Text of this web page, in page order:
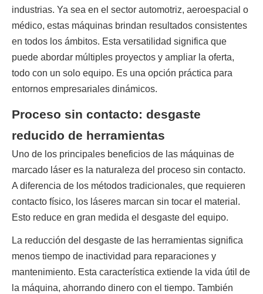
industrias. Ya sea en el sector automotriz, aeroespacial o
médico, estas máquinas brindan resultados consistentes
en todos los ámbitos. Esta versatilidad significa que
puede abordar múltiples proyectos y ampliar la oferta,
todo con un solo equipo. Es una opción práctica para
entornos empresariales dinámicos.
Proceso sin contacto: desgaste
reducido de herramientas
Uno de los principales beneficios de las máquinas de
marcado láser es la naturaleza del proceso sin contacto.
A diferencia de los métodos tradicionales, que requieren
contacto físico, los láseres marcan sin tocar el material.
Esto reduce en gran medida el desgaste del equipo.
La reducción del desgaste de las herramientas significa
menos tiempo de inactividad para reparaciones y
mantenimiento. Esta característica extiende la vida útil de
la máquina, ahorrando dinero con el tiempo. También